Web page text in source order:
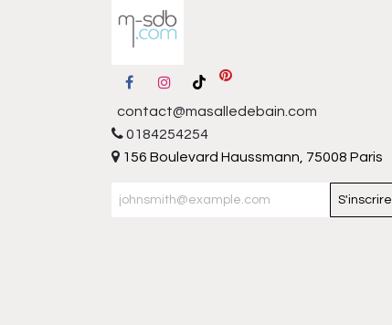
contact@masalledebain.com
0184254254
156 Boulevard Haussmann, 75008 Paris
S'inscrire